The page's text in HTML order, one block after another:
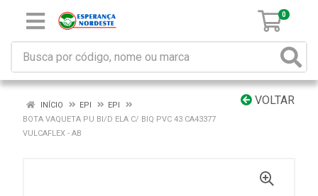
0
VOLTAR
INÍCIO EPI
EPI
BOTA VAQUETA PU BI/D ELA C/ BIQ PVC 43 CA43377
VULCAFLEX - AB